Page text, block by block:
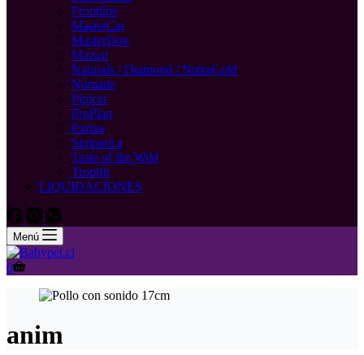
Frontline
MasterCat
MasterDog
Mazuri
Naturals / Diamond / NutraGold
Nómade
Pipicat
ProPlan
Purina
Simparica
Taste of the Wild
Tropifit
LIQUIDACIONES
Menú
Carro
compra
0
anim